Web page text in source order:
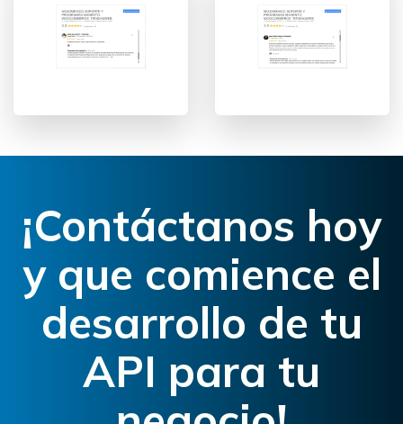
¡Contáctanos hoy
y que comience el
desarrollo de tu
API para tu